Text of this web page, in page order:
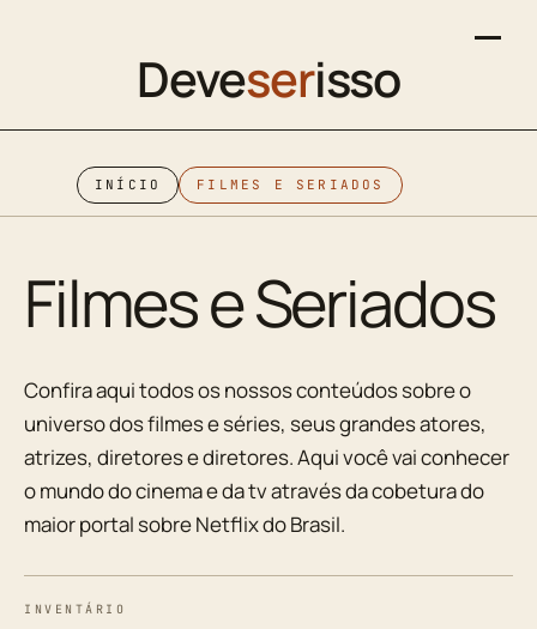
Deveserisso
INÍCIO FILMES E SERIADOS
Filmes e Seriados
Confira aqui todos os nossos conteúdos sobre o
universo dos filmes e séries, seus grandes atores,
atrizes, diretores e diretores. Aqui você vai conhecer
o mundo do cinema e da tv através da cobetura do
maior portal sobre Netflix do Brasil.
INVENTÁRIO